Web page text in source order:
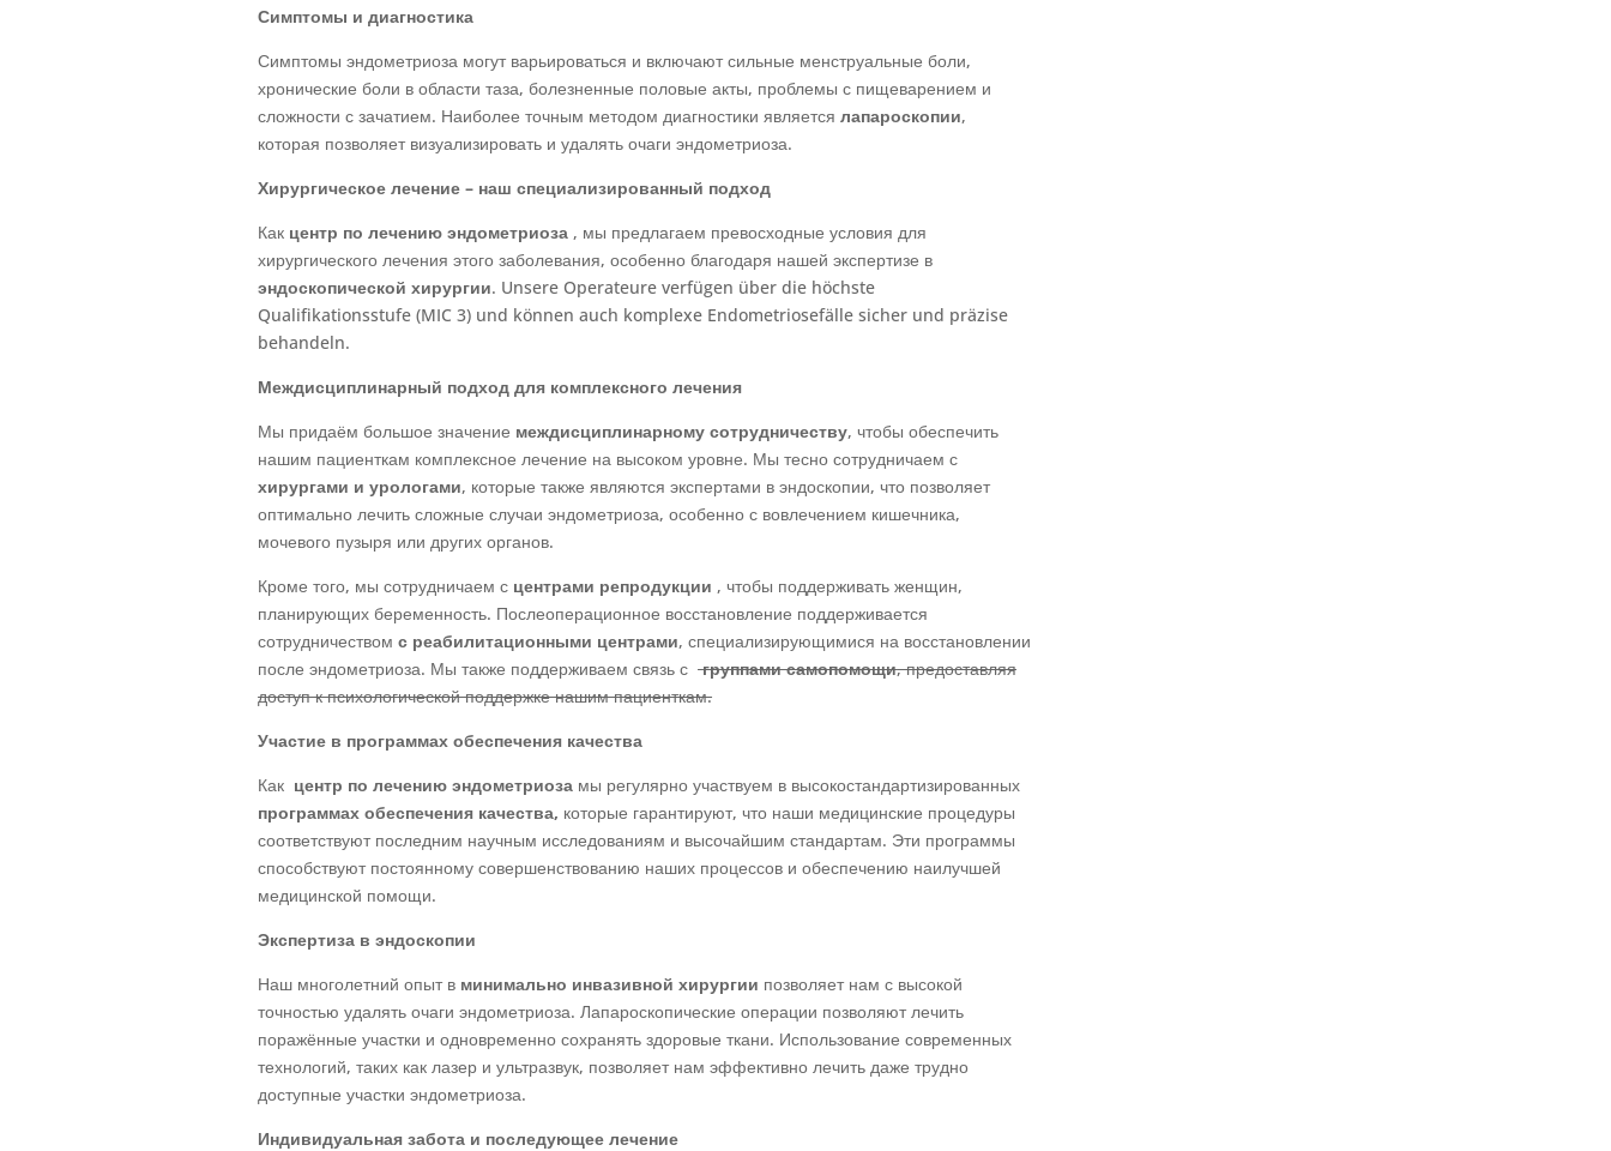
Симптомы и диагностика
Симптомы эндометриоза могут варьироваться и включают сильные менструальные боли,
хронические боли в области таза, болезненные половые акты, проблемы с пищеварением и
сложности с зачатием. Наиболее точным методом диагностики являетсялапароскопии,
которая позволяет визуализировать и удалять очаги эндометриоза.
Хирургическое лечение – наш специализированный подход
Как центр по лечению эндометриоза , мы предлагаем превосходные условия для
хирургического лечения этого заболевания, особенно благодаря нашей экспертизе в
эндоскопической хирургии. Unsere Operateure verfügen über die höchste
Qualifikationsstufe (MIC 3) und können auch komplexe Endometriosefälle sicher und präzise
behandeln.
Междисциплинарный подход для комплексного лечения
Мы придаём большое значение междисциплинарному сотрудничеству, чтобы обеспечить
нашим пациенткам комплексное лечение на высоком уровне. Мы тесно сотрудничаем с
хирургами и урологами, которые также являются экспертами в эндоскопии, что позволяет
оптимально лечить сложные случаи эндометриоза, особенно с вовлечением кишечника,
мочевого пузыря или других органов.
Кроме того, мы сотрудничаем с центрами репродукции , чтобы поддерживать женщин,
планирующих беременность. Послеоперационное восстановление поддерживается
сотрудничествомс реабилитационными центрами, специализирующимися на восстановлении
после эндометриоза. Мы также поддерживаем связь с
группами самопомощи, предоставляя
доступ к психологической поддержке нашим пациенткам.
Участие в программах обеспечения качества
Как центр по лечению эндометриоза мы регулярно участвуем в высокостандартизированных
программах обеспечения качества, которые гарантируют, что наши медицинские процедуры
соответствуют последним научным исследованиям и высочайшим стандартам. Эти программы
способствуют постоянному совершенствованию наших процессов и обеспечению наилучшей
медицинской помощи.
Экспертиза в эндоскопии
Наш многолетний опыт в минимально инвазивной хирургии позволяет нам с высокой
точностью удалять очаги эндометриоза. Лапароскопические операции позволяют лечить
поражённые участки и одновременно сохранять здоровые ткани. Использование современных
технологий, таких как лазер и ультразвук, позволяет нам эффективно лечить даже трудно
доступные участки эндометриоза.
Индивидуальная забота и последующее лечение